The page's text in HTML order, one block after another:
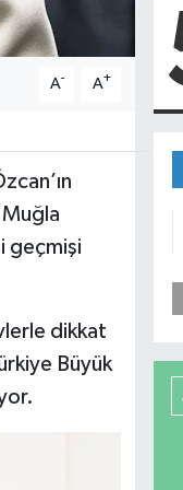
A- A+
geçmişi
dikkat
Büyük